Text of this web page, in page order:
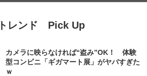
レンド Pick Up
カメラに映らなければ“盗み”OK！ 体験
型コンビニ「ギガマート展」がヤバすぎた
ｗ